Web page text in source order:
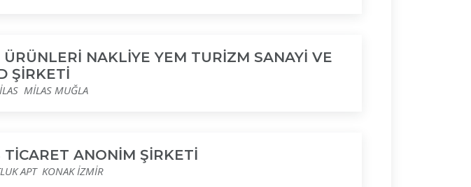
NAKLİYE YEM TURİZM SANAYİ VE
ŞİRKETİ
MİLAS MUĞLA
TİCARET ANONİM ŞİRKETİ
APT KONAK İZMİR